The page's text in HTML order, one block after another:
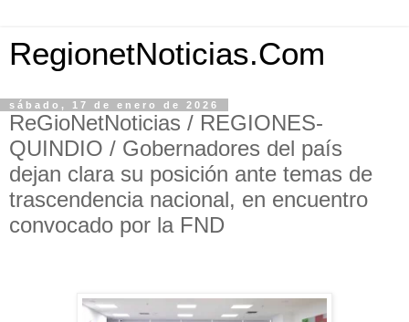
RegionetNoticias.Com
sábado, 17 de enero de 2026
ReGioNetNoticias / REGIONES-
QUINDIO / Gobernadores del país
dejan clara su posición ante temas de
trascendencia nacional, en encuentro
convocado por la FND